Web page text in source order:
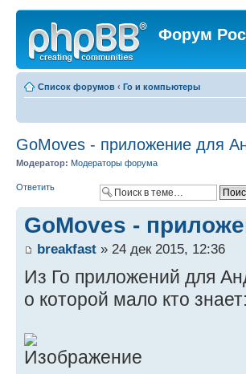
Форум
Список форумов ‹ Го и компьютеры
GoMoves - приложение для
Модератор: Модераторы форума
Ответить
GoMoves -
breakfast » 24 дек 2015, 12:36
Из Го приложений для
о которой мало кто знает: